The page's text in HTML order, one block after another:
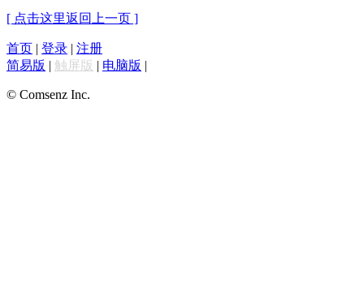
[ 点击这里返回上一页 ]
首页 | 登录 | 注册
简易版 | 触屏版 | 电脑版 |
© Comsenz Inc.